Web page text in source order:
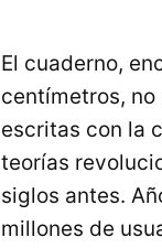
El cuaderno,
centímetros,
escritas con la
teorías
siglos antes.
millones de